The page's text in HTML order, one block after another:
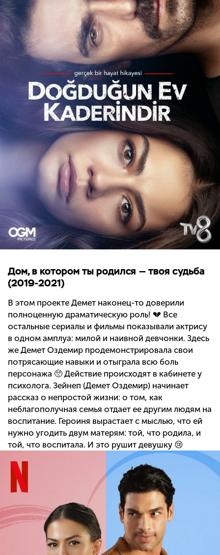
Дом, в котором ты родился — твоя судьба
(2019-2021)
В этом проекте Демет наконец-то доверили
полноценную драматическую роль! 💔 Все
остальные сериалы и фильмы показывали актрису
в одном амплуа: милой и наивной девчонки. Здесь
же Демет Оздемир продемонстрировала свои
потрясающие навыки и отыграла всю боль
персонажа 🥺 Действие происходят в кабинете у
психолога. Зейнеп (Демет Оздемир) начинает
рассказ о непростой жизни: о том, как
неблагополучная семья отдает ее другим людям на
воспитание. Героиня вырастает с мыслью, что ей
нужно угодить двум матерям: той, что родила, и
той, что воспитала. И это рушит девушку 😢